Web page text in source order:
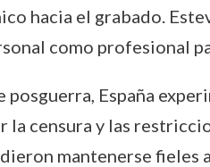
hacia el grabado.
como profesional
posguerra, España
censura y las
mantenerse fieles